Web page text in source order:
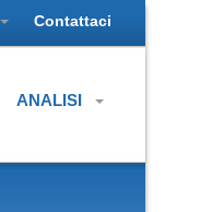
Contattaci
ANALISI